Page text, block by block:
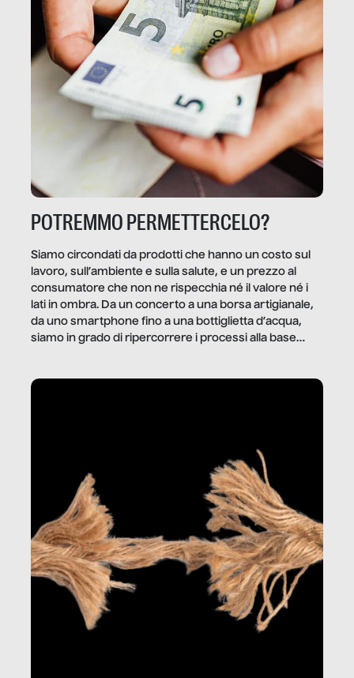
POTREMMO PERMETTERCELO?
Siamo circondati da prodotti che hanno un costo sul
lavoro, sull’ambiente e sulla salute, e un prezzo al
consumatore che non ne rispecchia né il valore né i
lati in ombra. Da un concerto a una borsa artigianale,
da uno smartphone fino a una bottiglietta d’acqua,
siamo in grado di ripercorrere i processi alla base
dietro gli oggetti e i servizi che fanno la nostra vita